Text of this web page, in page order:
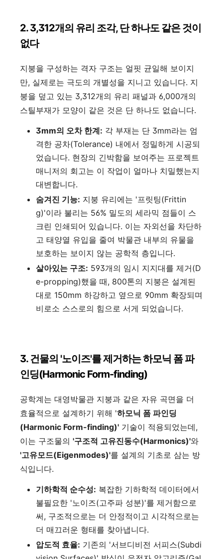
2. 3,312개의 유리 조각, 단 하나도 같은 것이
없다
지붕을 구성하는 격자 구조는 얼핏 균일해 보이지
만, 실제로는 극도의 개별성을 지니고 있습니다. 지
붕을 덮고 있는 3,312개의 유리 패널과 6,000개의
스틸부재가 모양이 같은 것은 단 하나도 없습니다.
3mm의 오차 한계: 각 부재는 단 3mm라는 엄
격한 공차(Tolerance) 내에서 정밀하게 시공되
었습니다. 현장의 긴박함을 보여주는 프로젝트
매니저의 회고는 이 작업이 얼마나 치밀했는지
대변합니다.
숨겨진 기능: 지붕 유리에는 '프릿팅(Frittin
g)'이라 불리는 56% 밀도의 세라믹 점들이 스
크린 인쇄되어 있습니다. 이는 자외선을 차단하
고 태양열 유입을 줄여 박물관 내부의 유물을
보호하는 보이지 않는 공학적 층입니다.
살아있는 구조: 593개의 임시 지지대를 제거(D
e-propping)했을 때, 800톤의 지붕은 설계된
대로 150mm 하강하고 옆으로 90mm 확장되며
비로소 스스로의 힘으로 서게 되었습니다.
3. 건물의 '노이즈'를 제거하는 하모닉 폼 파
인딩(Harmonic Form-finding)
공학계는 대영박물관 지붕과 같은 자유 곡면을 더
효율적으로 설계하기 위해 '하모닉 폼 파인딩
(Harmonic Form-finding)' 기술이 적용되었는데,
이는 구조물의 '구조적 고유진동수(Harmonics)'와
'고유모드(Eigenmodes)'를 설계의 기초로 삼는 방
식입니다.
기하학적 순수성: 복잡한 기하학적 데이터에서
불필요한 '노이즈(고주파 성분)'를 제거함으로
써, 구조적으로는 더 안정적이고 시각적으로는
더 매끄러운 형태를 찾아냅니다.
압도적 효율: 기존의 '서브디비전 서피스(Subdi